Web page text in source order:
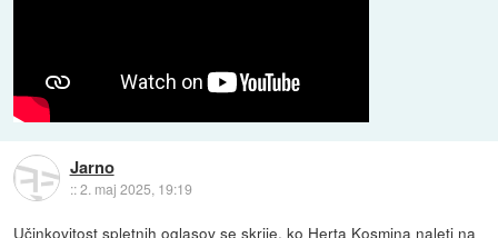
Jarno
::2. maj 2025, 19:19
Učinkovitost spletnih oglasov se skrije, ko Herta Kosmina naleti na